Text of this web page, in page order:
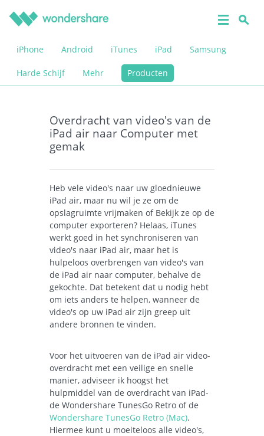
iPhone Android iTunes iPad Samsung
Harde Schijf Mehr Producten
Overdracht van video's van de
iPad air naar Computer met
gemak
Heb vele video's naar uw gloednieuwe
iPad air, maar nu wil je ze om de
opslagruimte vrijmaken of Bekijk ze op de
computer exporteren? Helaas, iTunes
werkt goed in het synchroniseren van
video's naar iPad air, maar het is
hulpeloos overbrengen van video's van
de iPad air naar computer, behalve de
gekochte. Dat betekent dat u nodig hebt
om iets anders te helpen, wanneer de
video's op uw iPad air zijn greep uit
andere bronnen te vinden.
Voor het uitvoeren van de iPad air video-
overdracht met een veilige en snelle
manier, adviseer ik hoogst het
hulpmiddel van de overdracht van iPad-
de Wondershare TunesGo Retro of de
Wondershare TunesGo Retro (Mac).
Hiermee kunt u moeiteloos alle video's,